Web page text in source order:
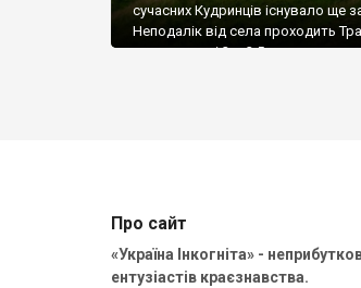
сучасних Кудринців існувало ще
Неподалік від села проходить
завширшки і 2 – 2,5 метри
Про сайт
«Україна Інкогніта» -
ентузіастів краєзнавства.